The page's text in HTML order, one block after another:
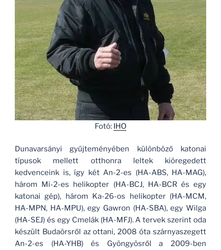
Fotó: IHO
Dunavarsányi gyűjteményében különböző katonai
típusok mellett otthonra leltek kiöregedett
kedvenceink is, így két An-2-es (HA-ABS, HA-MAG),
három Mi-2-es helikopter (HA-BCJ, HA-BCR és egy
katonai gép), három Ka-26-os helikopter (HA-MCM,
HA-MPN, HA-MPU), egy Gawron (HA-SBA), egy Wilga
(HA-SEJ) és egy Cmelák (HA-MFJ). A tervek szerint oda
készült Budaörsről az ottani, 2008 óta szárnyaszegett
An-2-es (HA-YHB) és Gyöngyösről a 2009-ben